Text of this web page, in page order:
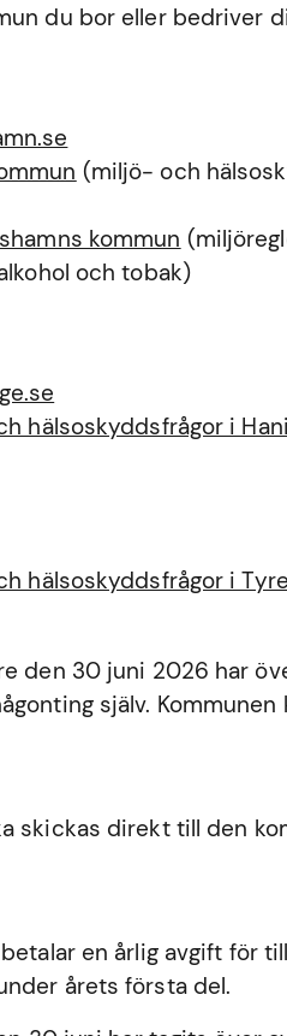
du bor eller bedriver
(miljö- och
kommun
och tobak)
hälsoskyddsfrågor i
hälsoskyddsfrågor i
den 30 juni 2026 har
själv.
skickas direkt till den
en årlig avgift för
årets första del.